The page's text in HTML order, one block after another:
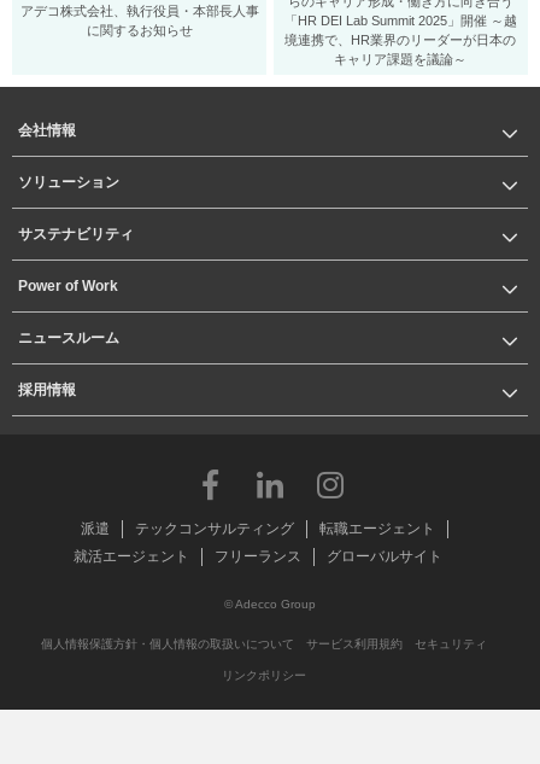
アデコ株式会社、執行役員・本部長人事
に関するお知らせ
「HR DEI Lab Summit 2025」開催 ～越
境連携で、HR業界のリーダーが日本の
キャリア課題を議論～
会社情報
ソリューション
サステナビリティ
Power of Work
ニュースルーム
採用情報
派遣 テックコンサルティング
転職エージェント
就活エージェント
フリーランス グローバルサイト
© Adecco Group
個人情報保護方針・個人情報の取扱いについて サービス利用規約 セキュリティ
リンクポリシー